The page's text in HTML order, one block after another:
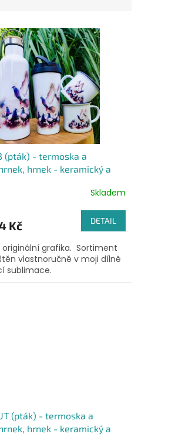
(pták) - termoska a
hrnek - keramický a
Skladem
Kč DETAIL
originální grafika. Sortiment
vlastnoručně v moji dílně
sublimace.
(pták) - termoska a
hrnek - keramický a